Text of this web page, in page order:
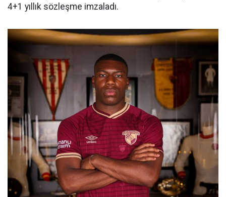
4+1 yıllık sözleşme imzaladı.